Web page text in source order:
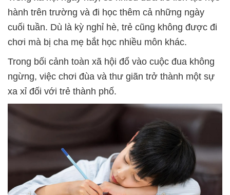
hành trên trường và đi học thêm cả những ngày
cuối tuần. Dù là kỳ nghỉ hè, trẻ cũng không được đi
chơi mà bị cha mẹ bắt học nhiều môn khác.
Trong bối cảnh toàn xã hội đổ vào cuộc đua không
ngừng, việc chơi đùa và thư giãn trở thành một sự
xa xỉ đối với trẻ thành phố.